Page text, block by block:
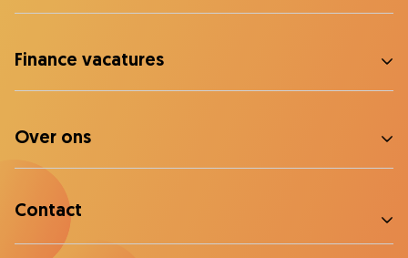
Finance vacatures
Over ons
Contact